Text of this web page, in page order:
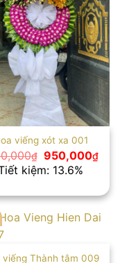
viếng xót xa 001
₫ Giá
gốc
là:
950,000₫Giá
là:
kiệm: 13.6%
viếng Thành tâm 009